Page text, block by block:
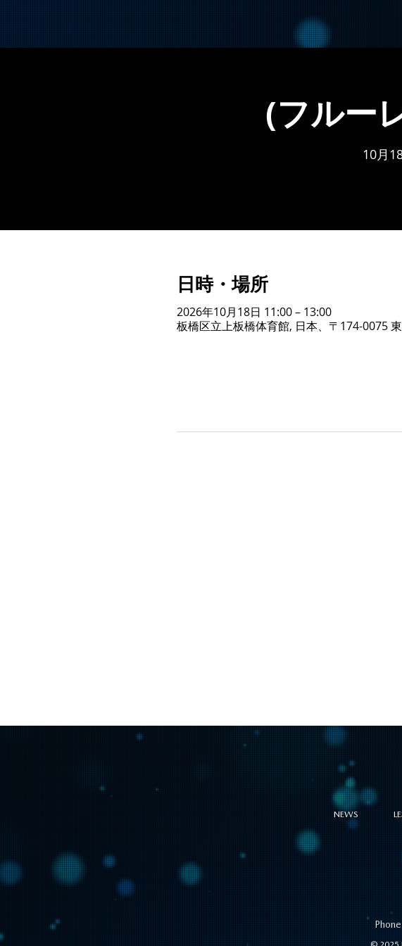
(フルー
10月
日時・場所
2026年10月18日 11:00 – 13:00
板橋区立上板橋体育館, 日本、〒174-0075
NEWS